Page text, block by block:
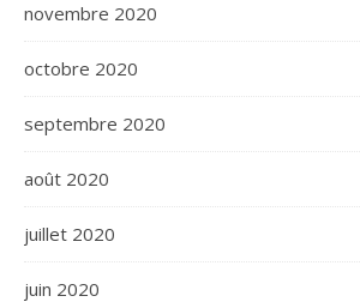
novembre 2020
octobre 2020
septembre 2020
août 2020
juillet 2020
juin 2020